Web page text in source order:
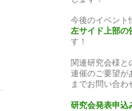
今後のイベント
左サイド上部の
す！
関連研究会様と
連催のご要望が
までお問い合わ
研究会発表申込